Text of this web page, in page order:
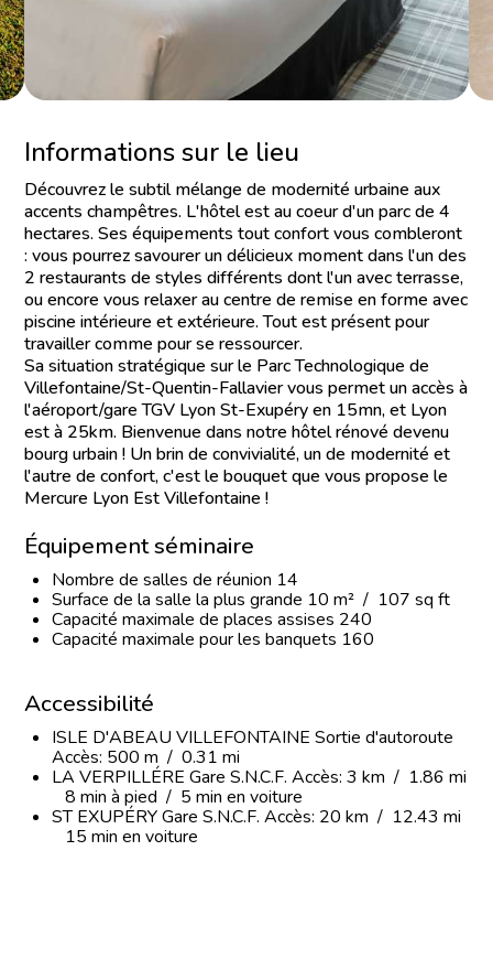
Informations sur le lieu
Découvrez le subtil mélange de modernité urbaine aux
accents champêtres. L'hôtel est au coeur d'un parc de 4
hectares. Ses équipements tout confort vous combleront
: vous pourrez savourer un délicieux moment dans l'un des
2 restaurants de styles différents dont l'un avec terrasse,
ou encore vous relaxer au centre de remise en forme avec
piscine intérieure et extérieure. Tout est présent pour
travailler comme pour se ressourcer.
Sa situation stratégique sur le Parc Technologique de
Villefontaine/St-Quentin-Fallavier vous permet un accès à
l'aéroport/gare TGV Lyon St-Exupéry en 15mn, et Lyon
est à 25km. Bienvenue dans notre hôtel rénové devenu
bourg urbain ! Un brin de convivialité, un de modernité et
l'autre de confort, c'est le bouquet que vous propose le
Mercure Lyon Est Villefontaine !
Équipement séminaire
Nombre de salles de réunion 14
Surface de la salle la plus grande 10 m² / 107 sq ft
Capacité maximale de places assises 240
Capacité maximale pour les banquets 160
Accessibilité
ISLE D'ABEAU VILLEFONTAINE Sortie d'autoroute
Accès: 500 m / 0.31 mi
LA VERPILLÉRE Gare S.N.C.F. Accès: 3 km / 1.86 mi
8 min à pied / 5 min en voiture
ST EXUPÉRY Gare S.N.C.F. Accès: 20 km / 12.43 mi
15 min en voiture